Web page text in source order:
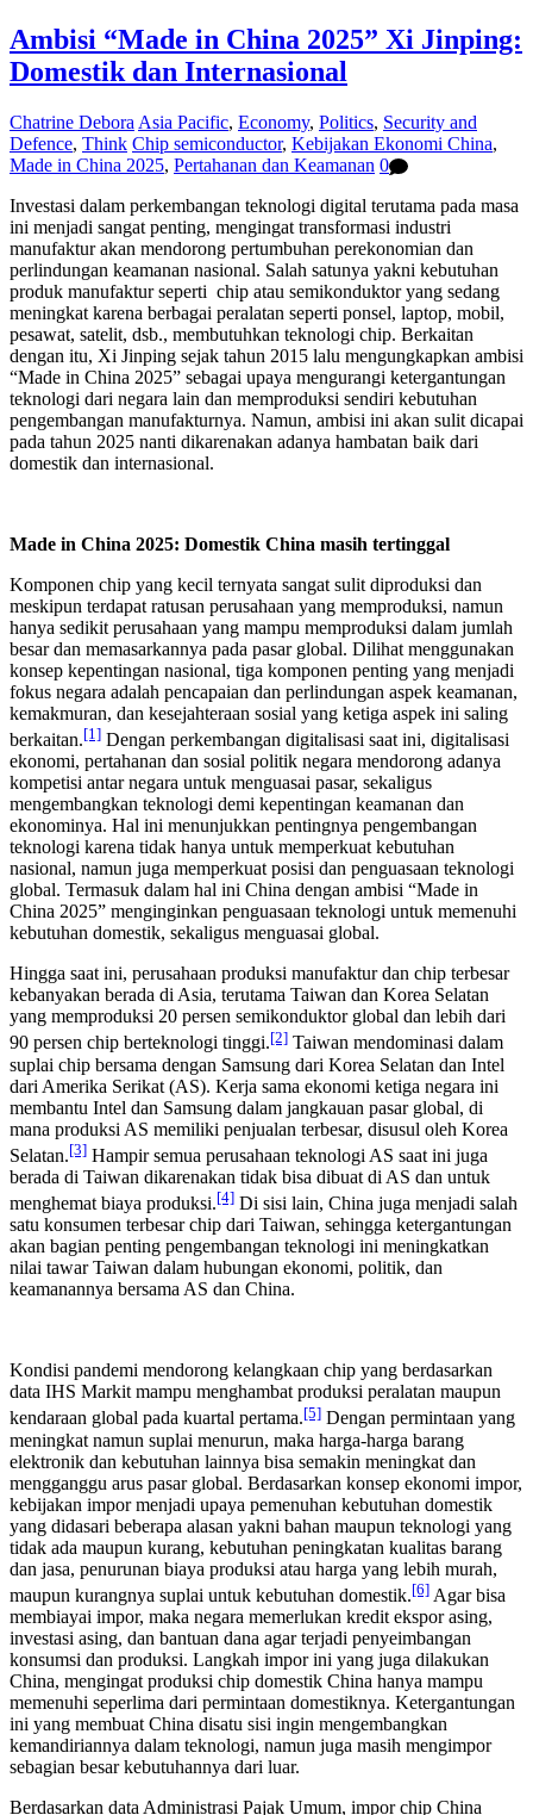
Ambisi “Made in China 2025” Xi Jinping:
Domestik dan Internasional
Chatrine Debora Asia Pacific, Economy, Politics, Security and
Defence, Think Chip semiconductor, Kebijakan Ekonomi China,
Made in China 2025, Pertahanan dan Keamanan 0
Investasi dalam perkembangan teknologi digital terutama pada masa
ini menjadi sangat penting, mengingat transformasi industri
manufaktur akan mendorong pertumbuhan perekonomian dan
perlindungan keamanan nasional. Salah satunya yakni kebutuhan
produk manufaktur seperti chip atau semikonduktor yang sedang
meningkat karena berbagai peralatan seperti ponsel, laptop, mobil,
pesawat, satelit, dsb., membutuhkan teknologi chip. Berkaitan
dengan itu, Xi Jinping sejak tahun 2015 lalu mengungkapkan ambisi
“Made in China 2025” sebagai upaya mengurangi ketergantungan
teknologi dari negara lain dan memproduksi sendiri kebutuhan
pengembangan manufakturnya. Namun, ambisi ini akan sulit dicapai
pada tahun 2025 nanti dikarenakan adanya hambatan baik dari
domestik dan internasional.
Made in China 2025: Domestik China masih tertinggal
Komponen chip yang kecil ternyata sangat sulit diproduksi dan
meskipun terdapat ratusan perusahaan yang memproduksi, namun
hanya sedikit perusahaan yang mampu memproduksi dalam jumlah
besar dan memasarkannya pada pasar global. Dilihat menggunakan
konsep kepentingan nasional, tiga komponen penting yang menjadi
fokus negara adalah pencapaian dan perlindungan aspek keamanan,
kemakmuran, dan kesejahteraan sosial yang ketiga aspek ini saling
berkaitan.[1] Dengan perkembangan digitalisasi saat ini, digitalisasi
ekonomi, pertahanan dan sosial politik negara mendorong adanya
kompetisi antar negara untuk menguasai pasar, sekaligus
mengembangkan teknologi demi kepentingan keamanan dan
ekonominya. Hal ini menunjukkan pentingnya pengembangan
teknologi karena tidak hanya untuk memperkuat kebutuhan
nasional, namun juga memperkuat posisi dan penguasaan teknologi
global. Termasuk dalam hal ini China dengan ambisi “Made in
China 2025” menginginkan penguasaan teknologi untuk memenuhi
kebutuhan domestik, sekaligus menguasai global.
Hingga saat ini, perusahaan produksi manufaktur dan chip terbesar
kebanyakan berada di Asia, terutama Taiwan dan Korea Selatan
yang memproduksi 20 persen semikonduktor global dan lebih dari
90 persen chip berteknologi tinggi.[2] Taiwan mendominasi dalam
suplai chip bersama dengan Samsung dari Korea Selatan dan Intel
dari Amerika Serikat (AS). Kerja sama ekonomi ketiga negara ini
membantu Intel dan Samsung dalam jangkauan pasar global, di
mana produksi AS memiliki penjualan terbesar, disusul oleh Korea
Selatan.[3] Hampir semua perusahaan teknologi AS saat ini juga
berada di Taiwan dikarenakan tidak bisa dibuat di AS dan untuk
menghemat biaya produksi.[4] Di sisi lain, China juga menjadi salah
satu konsumen terbesar chip dari Taiwan, sehingga ketergantungan
akan bagian penting pengembangan teknologi ini meningkatkan
nilai tawar Taiwan dalam hubungan ekonomi, politik, dan
keamanannya bersama AS dan China.
Kondisi pandemi mendorong kelangkaan chip yang berdasarkan
data IHS Markit mampu menghambat produksi peralatan maupun
kendaraan global pada kuartal pertama.[5] Dengan permintaan yang
meningkat namun suplai menurun, maka harga-harga barang
elektronik dan kebutuhan lainnya bisa semakin meningkat dan
mengganggu arus pasar global. Berdasarkan konsep ekonomi impor,
kebijakan impor menjadi upaya pemenuhan kebutuhan domestik
yang didasari beberapa alasan yakni bahan maupun teknologi yang
tidak ada maupun kurang, kebutuhan peningkatan kualitas barang
dan jasa, penurunan biaya produksi atau harga yang lebih murah,
maupun kurangnya suplai untuk kebutuhan domestik.[6] Agar bisa
membiayai impor, maka negara memerlukan kredit ekspor asing,
investasi asing, dan bantuan dana agar terjadi penyeimbangan
konsumsi dan produksi. Langkah impor ini yang juga dilakukan
China, mengingat produksi chip domestik China hanya mampu
memenuhi seperlima dari permintaan domestiknya. Ketergantungan
ini yang membuat China disatu sisi ingin mengembangkan
kemandiriannya dalam teknologi, namun juga masih mengimpor
sebagian besar kebutuhannya dari luar.
Berdasarkan data Administrasi Pajak Umum, impor chip China